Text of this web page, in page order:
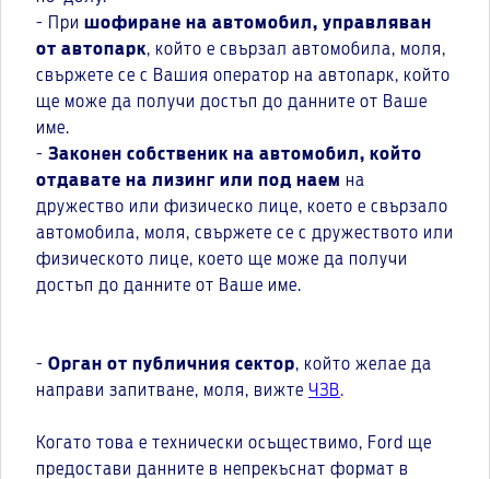
- При шофиране на автомобил, управляван
от автопарк, който е свързал автомобила, моля,
свържете се с Вашия оператор на автопарк, който
ще може да получи достъп до данните от Ваше
име.
- Законен собственик на автомобил, който
отдавате на лизинг или под наем на
дружество или физическо лице, което е свързало
автомобила, моля, свържете се с дружеството или
физическото лице, което ще може да получи
достъп до данните от Ваше име.
- Орган от публичния сектор, който желае да
направи запитване, моля, вижте ЧЗВ.
Когато това е технически осъществимо, Ford ще
предостави данните в непрекъснат формат в